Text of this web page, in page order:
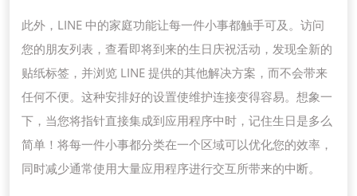
提
高
沟
通
效
率
此外，LINE 中的家庭功能让每一件小事都触手可及。访问
您的朋友列表，查看即将到来的生日庆祝活动，发现全新的
贴纸标签，并浏览 LINE 提供的其他解决方案，而不会带来
任何不便。这种安排好的设置使维护连接变得容易。想象一
下，当您将指针直接集成到应用程序中时，记住生日是多么
简单！将每一件小事都分类在一个区域可以优化您的效率，
同时减少通常使用大量应用程序进行交互所带来的中断。